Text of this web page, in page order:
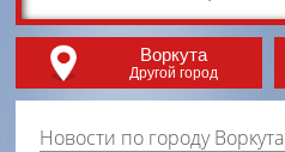
Воркута
Другой город
Новости по городу Воркута